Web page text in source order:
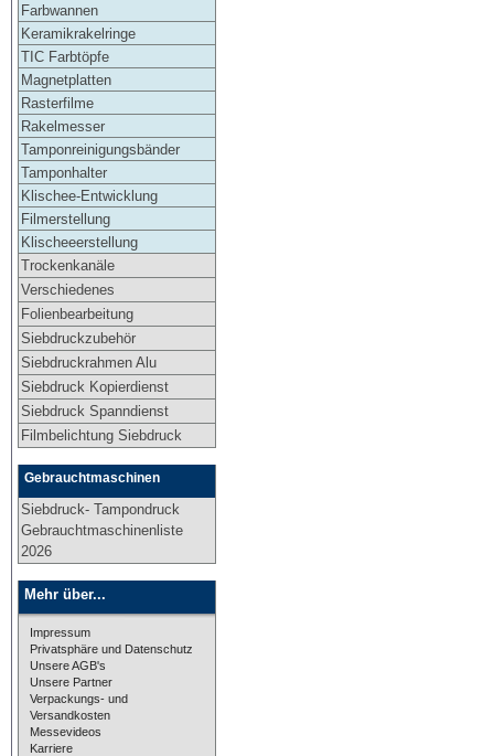
Farbwannen
Keramikrakelringe
TIC Farbtöpfe
Magnetplatten
Rasterfilme
Rakelmesser
Tamponreinigungsbänder
Tamponhalter
Klischee-Entwicklung
Filmerstellung
Klischeeerstellung
Trockenkanäle
Verschiedenes
Folienbearbeitung
Siebdruckzubehör
Siebdruckrahmen Alu
Siebdruck Kopierdienst
Siebdruck Spanndienst
Filmbelichtung Siebdruck
Gebrauchtmaschinen
Siebdruck- Tampondruck
Gebrauchtmaschinenliste
2026
Mehr über...
Impressum
Privatsphäre und Datenschutz
Unsere AGB's
Unsere Partner
Verpackungs- und
Versandkosten
Messevideos
Karriere